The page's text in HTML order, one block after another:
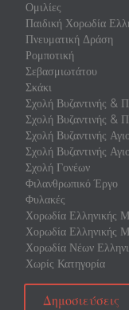
Ομιλίες
Παιδική Χορωδία
Πνευματική Δράση
Ρομποτική
Σεβασμιωτάτου
Σκάκι
Σχολή Βυζαντινής &
Σχολή Βυζαντινής &
Σχολή Βυζαντινής
Σχολή Βυζαντινής
Σχολή Γονέων
Φιλανθρωπικό Έργο
Φυλακές
Χορωδία Ελληνικής
Χορωδία Ελληνικής
Χορωδία Νέων
Χωρίς Κατηγορία
Δημοσιεύσεις